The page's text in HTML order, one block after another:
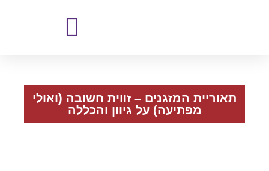
תאוריית המזגנים – זווית חשובה (ואולי
מפתיעה) על גיוון והכללה